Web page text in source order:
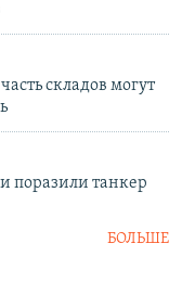
складов могут
поразили танкер
БОЛЬШЕ